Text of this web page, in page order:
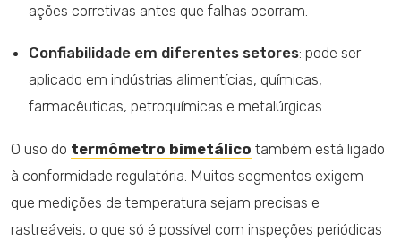
ações corretivas antes que falhas ocorram.
Confiabilidade em diferentes setores: pode ser
aplicado em indústrias alimentícias, químicas,
farmacêuticas, petroquímicas e metalúrgicas.
O uso do termômetro bimetálico também está ligado
à conformidade regulatória. Muitos segmentos exigem
que medições de temperatura sejam precisas e
rastreáveis, o que só é possível com inspeções periódicas